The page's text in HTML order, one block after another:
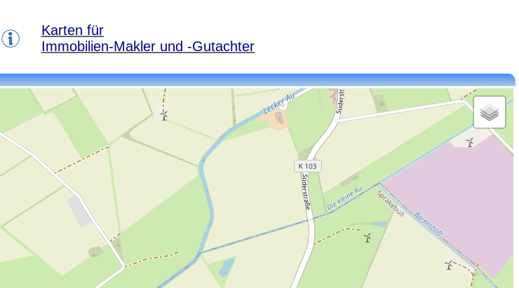
Nordfriesland
Bundesland:
Schleswig-
Holstein
Fläche:
Einwohner:
229
25917
Ortsteile:
Hogelund,
Sandacker,
Schottenburg,
Karten für
Immobilien-Makler und -Gutachter